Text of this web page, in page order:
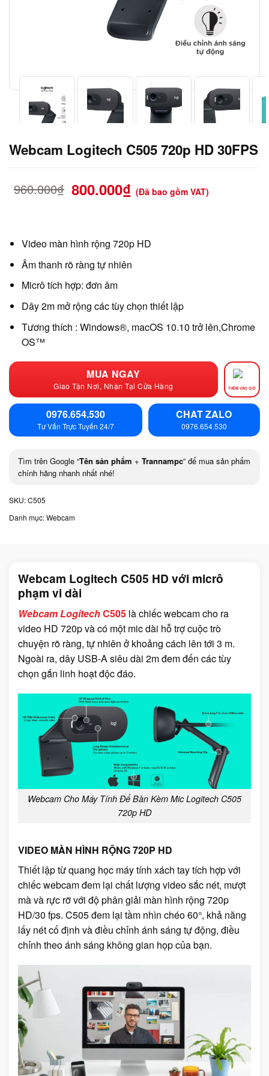
Webcam Logitech C505 720p HD 30FPS
960.000₫ 800.000₫ (Đã bao gồm VAT)
Video màn hình rộng 720p HD
Âm thanh rõ ràng tự nhiên
Micrô tích hợp: đơn âm
Dây 2m mở rộng các tùy chọn thiết lập
Tương thích : Windows®, macOS 10.10 trở lên,Chrome
OS™
MUA NGAY
Giao Tận Nơi, Nhận Tại Cửa Hàng THÊM VÀO GIỎ
0976.654.530
Tư Vấn Trực Tuyến 24/7
CHAT ZALO
0976.654.530
Tìm trên Google “Tên sản phẩm + Trannampc” để mua sản phẩm
chính hãng nhanh nhất nhé!
SKU:C505
Danh mục:Webcam
Webcam Logitech C505 HD với micrô
phạm vi dài
Webcam LogitechC505 là chiếc webcam cho ra
video HD 720p và có một mic dài hỗ trợ cuộc trò
chuyện rõ ràng, tự nhiên ở khoảng cách lên tới 3 m.
Ngoài ra, dây USB-A siêu dài 2m đem đến các tùy
chọn gắn linh hoạt độc đáo.
Webcam Cho Máy Tính Để Bàn Kèm Mic Logitech C505
720p HD
VIDEO MÀN HÌNH RỘNG 720P HD
Thiết lập từ quang học máy tính xách tay tích hợp với
chiếc webcam đem lại chất lượng video sắc nét, mượt
mà và rực rỡ với độ phân giải màn hình rộng 720p
HD/30 fps. C505 đem lại tầm nhìn chéo 60°, khả năng
lấy nét cố định và điều chỉnh ánh sáng tự động, điều
chỉnh theo ánh sáng không gian họp của bạn.